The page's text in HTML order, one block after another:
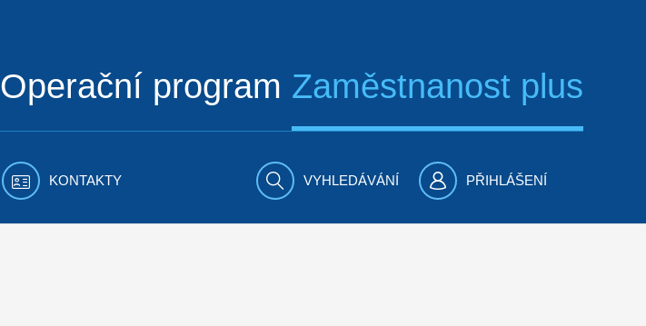
Operační program Zaměstnanost plus
KONTAKTY VYHLEDÁVÁNÍ PŘIHLÁŠENÍ